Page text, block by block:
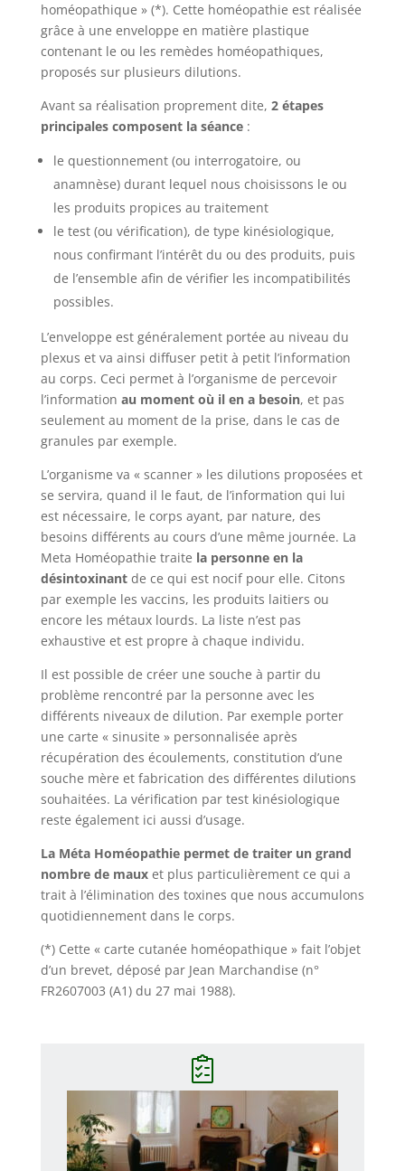
homéopathique » (*). Cette homéopathie est réalisée
grâce à une enveloppe en matière plastique
contenant le ou les remèdes homéopathiques,
proposés sur plusieurs dilutions.
Avant sa réalisation proprement dite, 2 étapes
principales composent la séance:
le questionnement (ou interrogatoire, ou
anamnèse) durant lequel nous choisissons le ou
les produits propices au traitement
le test (ou vérification), de type kinésiologique,
nous confirmant l’intérêt du ou des produits, puis
de l’ensemble afin de vérifier les incompatibilités
possibles.
L’enveloppe est généralement portée au niveau du
plexus et va ainsi diffuser petit à petit l’information
au corps. Ceci permet à l’organisme de percevoir
l’information au moment où il en a besoin, et pas
seulement au moment de la prise, dans le cas de
granules par exemple.
L’organisme va « scanner » les dilutions proposées et
se servira, quand il le faut, de l’information qui lui
est nécessaire, le corps ayant, par nature, des
besoins différents au cours d’une même journée. La
Meta Homéopathie traite la personne en la
désintoxinantde ce qui est nocif pour elle. Citons
par exemple les vaccins, les produits laitiers ou
encore les métaux lourds. La liste n’est pas
exhaustive et est propre à chaque individu.
Il est possible de créer une souche à partir du
problème rencontré par la personne avec les
différents niveaux de dilution. Par exemple porter
une carte « sinusite » personnalisée après
récupération des écoulements, constitution d’une
souche mère et fabrication des différentes dilutions
souhaitées. La vérification par test kinésiologique
reste également ici aussi d’usage.
La Méta Homéopathie permet de traiter un grand
nombre de mauxet plus particulièrement ce qui a
trait à l’élimination des toxines que nous accumulons
quotidiennement dans le corps.
(*) Cette « carte cutanée homéopathique » fait l’objet
d’un brevet, déposé par Jean Marchandise (n°
FR2607003 (A1) du 27 mai 1988).